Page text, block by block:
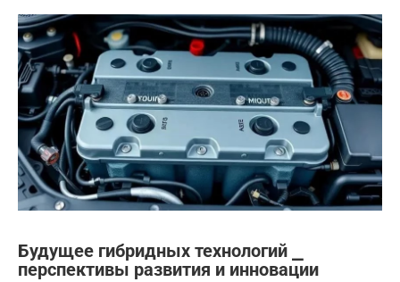
Будущее гибридных технологий ⎯
перспективы развития и инновации